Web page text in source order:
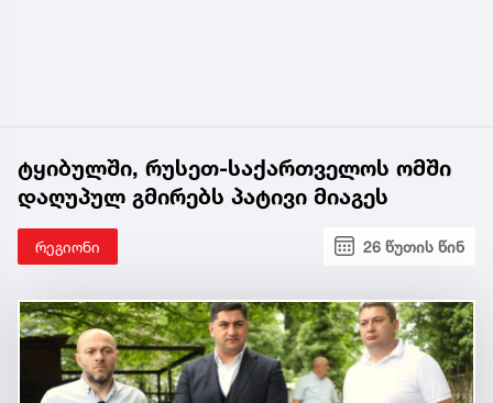
ტყიბულში, რუსეთ-საქართველოს ომში
დაღუპულ გმირებს პატივი მიაგეს
რეგიონი 26 წუთის წინ